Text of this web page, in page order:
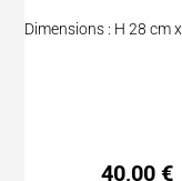
Dimensions : H 28 cm
40,00 €